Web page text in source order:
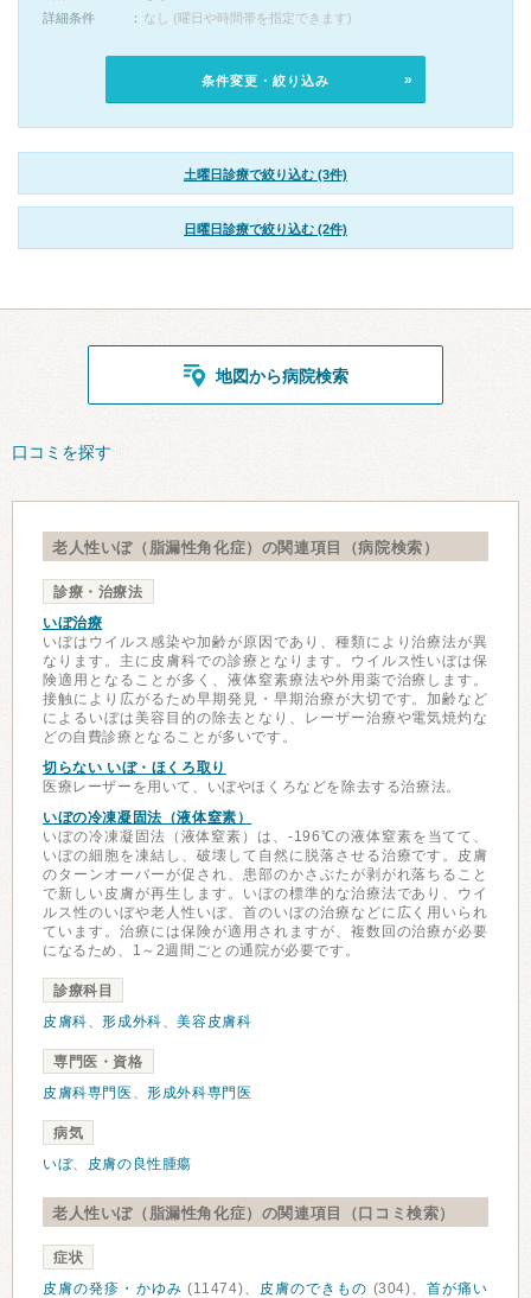
詳細条件
なし (曜日や時間帯を指定できます)
条件変更・絞り込み
土曜日診療で絞り込む (3件)
日曜日診療で絞り込む (2件)
地図から病院検索
口コミを探す
老人性いぼ（脂漏性角化症）の関連項目（病院検索）
診療・治療法
いぼ治療
いぼはウイルス感染や加齢が原因であり、種類により治療法が異
なります。主に皮膚科での診療となります。ウイルス性いぼは保
険適用となることが多く、液体窒素療法や外用薬で治療します。
接触により広がるため早期発見・早期治療が大切です。加齢など
によるいぼは美容目的の除去となり、レーザー治療や電気焼灼な
どの自費診療となることが多いです。
切らない いぼ・ほくろ取り
医療レーザーを用いて、いぼやほくろなどを除去する治療法。
いぼの冷凍凝固法（液体窒素）
いぼの冷凍凝固法（液体窒素）は、-196℃の液体窒素を当てて、
いぼの細胞を凍結し、破壊して自然に脱落させる治療です。皮膚
のターンオーバーが促され、患部のかさぶたが剥がれ落ちること
で新しい皮膚が再生します。いぼの標準的な治療法であり、ウイ
ルス性のいぼや老人性いぼ、首のいぼの治療などに広く用いられ
ています。治療には保険が適用されますが、複数回の治療が必要
になるため、1～2週間ごとの通院が必要です。
診療科目
皮膚科、形成外科、美容皮膚科
専門医・資格
皮膚科専門医 、形成外科専門医
病気
いぼ、 皮膚の良性腫瘍
老人性いぼ（脂漏性角化症）の関連項目（口コミ検索）
症状
皮膚の発疹・かゆみ (11474)、 皮膚のできもの (304)、首が痛い